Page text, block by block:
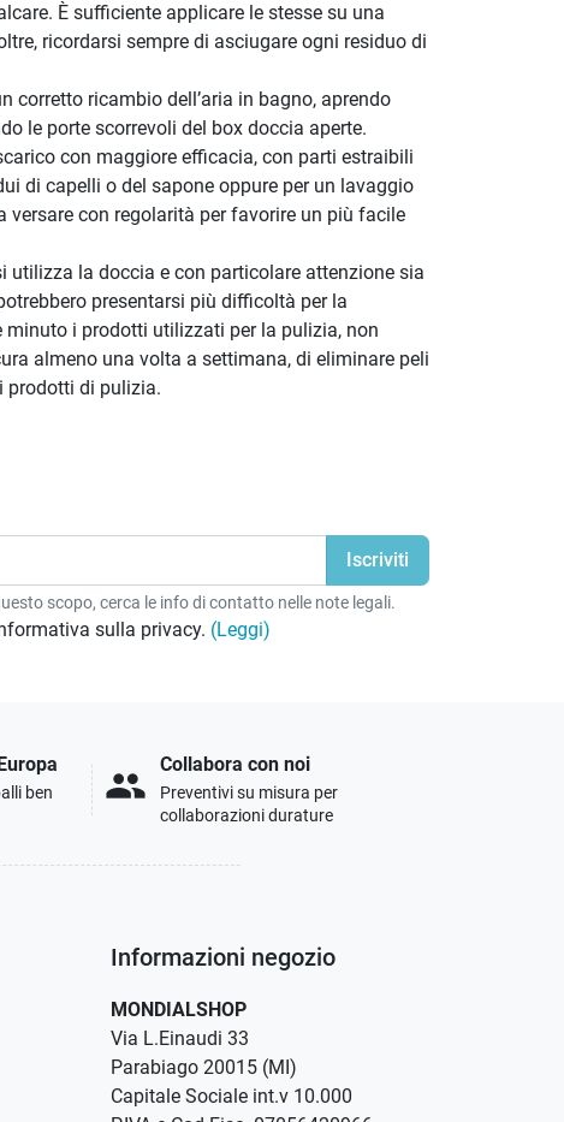
È sufficiente applicare le stesse su una
ricordarsi sempre di asciugare ogni residuo di
corretto ricambio dell’aria in bagno, aprendo
le porte scorrevoli del box doccia aperte.
con maggiore efficacia, con parti estraibili
di capelli o del sapone oppure per un lavaggio
con regolarità per favorire un più facile
la doccia e con particolare attenzione sia
presentarsi più difficoltà per la
minuto i prodotti utilizzati per la pulizia, non
almeno una volta a settimana, di eliminare peli
prodotti di pulizia.
scopo, cerca le info di contatto nelle note legali.
sulla privacy. (Leggi)
ben
people
Collabora con noi
Preventivi su misura per
collaborazioni durature
Informazioni negozio
MONDIALSHOP
Via L.Einaudi 33
Parabiago 20015 (MI)
Capitale Sociale int.v 10.000